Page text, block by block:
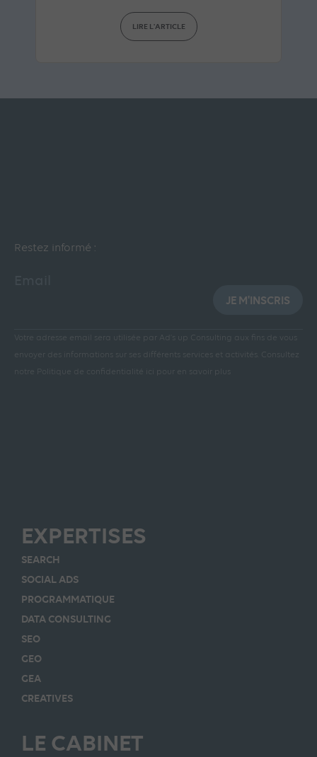
LIRE L'ARTICLE
Restez informé :
JE M'INSCRIS
Votre adresse email sera utilisée par Ad’s up Consulting aux fins de vous
envoyer des informations sur ses différents services et activités.
Consultez
notre Politique de confidentialité ici pour en savoir plus
EXPERTISES
SEARCH
SOCIAL ADS
PROGRAMMATIQUE
DATA CONSULTING
SEO
GEO
GEA
CREATIVES
LE CABINET